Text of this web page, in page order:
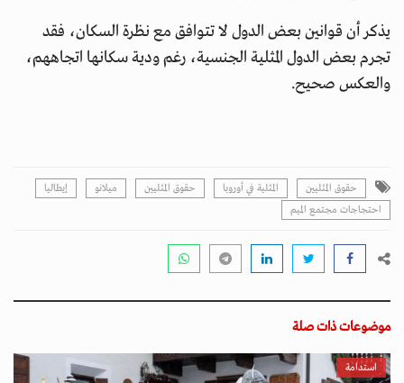
يذكر أن قوانين بعض الدول لا تتوافق مع نظرة السكان، فقد
تجرم بعض الدول المثلية الجنسية، رغم ودية سكانها اتجاههم،
والعكس صحيح.
حقوق المثليين المثلية في أوروبا حقوق المثليين ميلانو
إيطاليا
احتجاجات مجتمع الميم
موضوعات ذات صلة
استدامة